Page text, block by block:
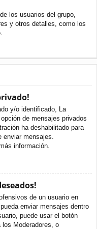
los usuarios del grupo,
y otros detalles, como los
y/o identificado, La
de mensajes privados
ha deshabilitado para
enviar mensajes.
información.
de un usuario en
enviar mensajes dentro
puede usar el botón
los Moderadores, o